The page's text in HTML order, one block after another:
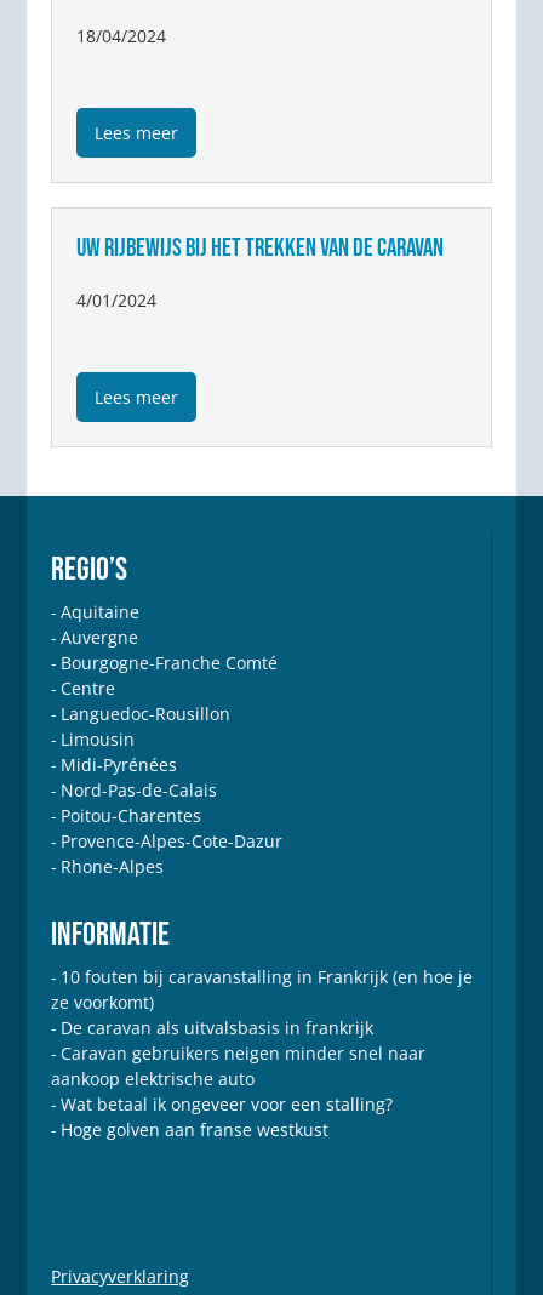
18/04/2024
Lees meer
UW RIJBEWIJS BIJ HET TREKKEN VAN DE CARAVAN
4/01/2024
Lees meer
REGIO’S
Aquitaine
Auvergne
Bourgogne-Franche Comté
Centre
Languedoc-Rousillon
Limousin
Midi-Pyrénées
Nord-Pas-de-Calais
Poitou-Charentes
Provence-Alpes-Cote-Dazur
Rhone-Alpes
INFORMATIE
10 fouten bij caravanstalling in Frankrijk (en hoe je
ze voorkomt)
De caravan als uitvalsbasis in frankrijk
Caravan gebruikers neigen minder snel naar
aankoop elektrische auto
Wat betaal ik ongeveer voor een stalling?
Hoge golven aan franse westkust
Privacyverklaring